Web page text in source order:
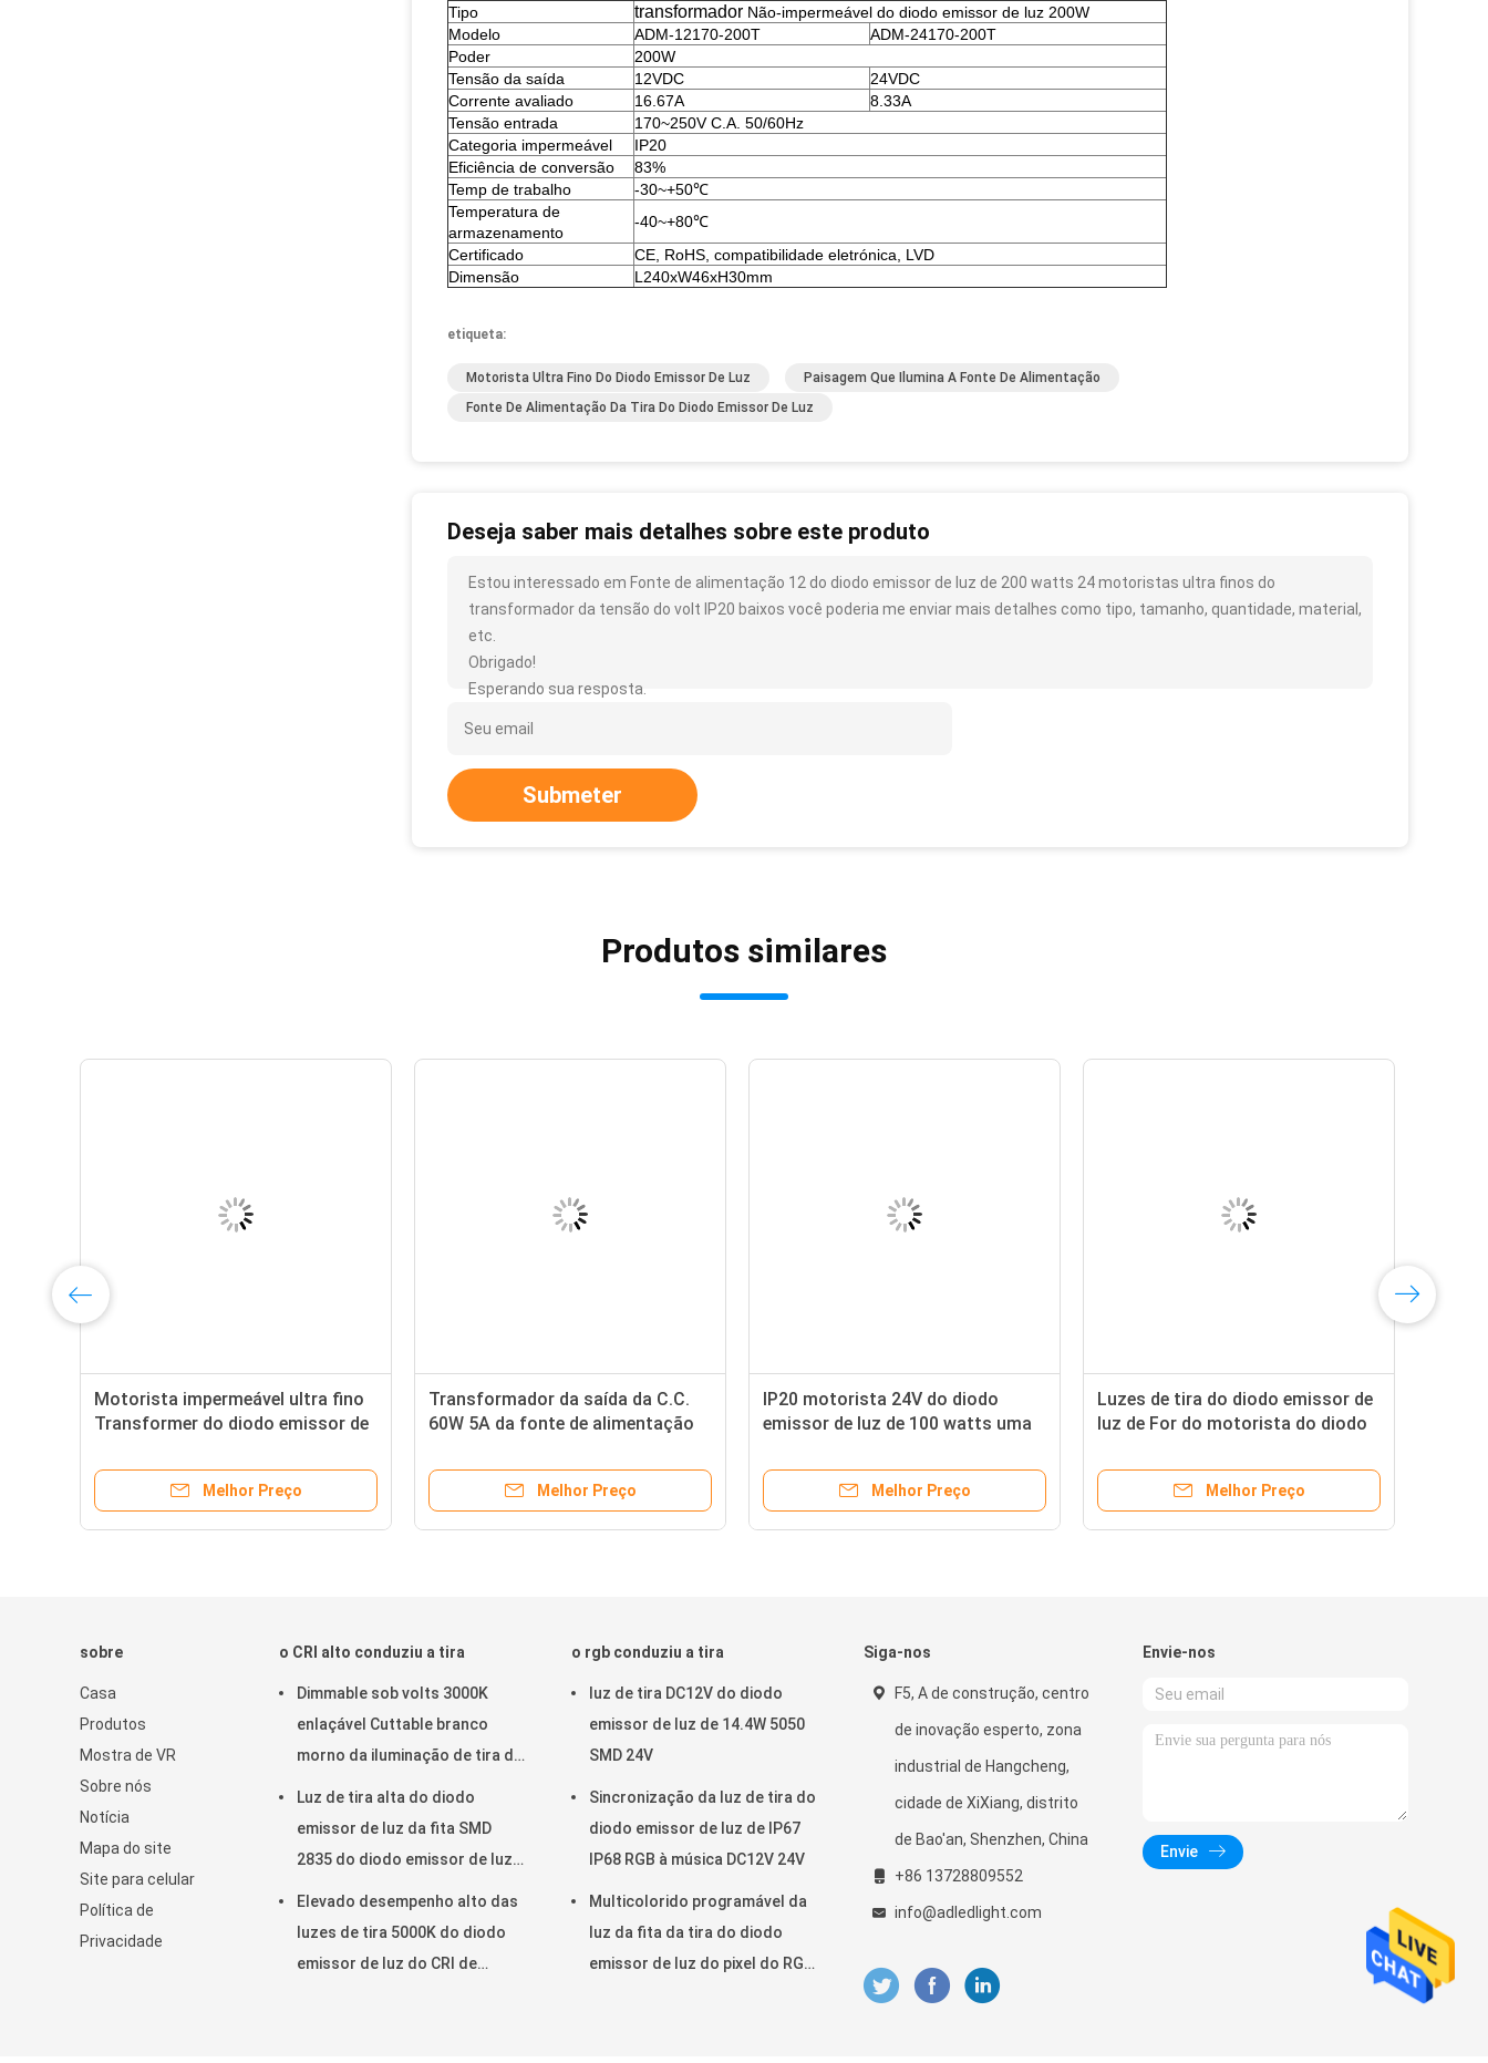
Tipo transformador Não-impermeável do diodo emissor de luz 200W
Modelo
ADM-12170-200T
ADM-24170-200T
Poder
200W
Tensão da saída
12VDC
24VDC
Corrente avaliado
16.67A
8.33A
Tensão entrada
170~250V C.A. 50/60Hz
Categoria impermeável
IP20
Eficiência de conversão
83%
Temp de trabalho
-30~+50℃
Temperatura de
armazenamento
-40~+80℃
Certificado
CE, RoHS, compatibilidade eletrónica, LVD
Dimensão
L240xW46xH30mm
etiqueta:
Motorista Ultra Fino Do Diodo Emissor De Luz
Paisagem Que Ilumina A Fonte De Alimentação
Fonte De Alimentação Da Tira Do Diodo Emissor De Luz
Deseja saber mais detalhes sobre este produto
Estou interessado em Fonte de alimentação 12 do diodo emissor de luz de 200 watts 24 motoristas ultra finos do
transformador da tensão do volt IP20 baixos você poderia me enviar mais detalhes como tipo, tamanho, quantidade, material,
etc.
Obrigado!
Esperando sua resposta.
Submeter
Produtos similares
Motorista impermeável ultra fino
Transformer do diodo emissor de
superior do diodo emissor de luz
de 300 watts
Melhor Preço
Transformador da saída da C.C.
60W 5A da fonte de alimentação
luz da baixa tensão 24V para luzes
do diodo emissor de luz
Melhor Preço
IP20 motorista 24V do diodo
emissor de luz de 100 watts uma
de alimentação da iluminação do
Melhor Preço
Luzes de tira do diodo emissor de
luz de For do motorista do diodo
transformador 12V 24V da fonte
de alimentação da tira do diodo
Melhor Preço
sobre
Casa
Produtos
Mostra de VR
Sobre nós
Notícia
Mapa do site
Site para celular
Política de
Privacidade
o CRI alto conduziu a tira
Dimmable sob volts 3000K
enlaçável Cuttable branco
morno da iluminação de tira do
Luz de tira alta do diodo
emissor de luz da fita SMD
2835 do diodo emissor de luz
Elevado desempenho alto das
luzes de tira 5000K do diodo
emissor de luz do CRI de
o rgb conduziu a tira
luz de tira DC12V do diodo
emissor de luz de 14.4W 5050
SMD 24V
Sincronização da luz de tira do
diodo emissor de luz de IP67
IP68 RGB à música DC12V 24V
Multicolorido programável da
luz da fita da tira do diodo
emissor de luz do pixel do RGB
Siga-nos
F5, A de construção, centro
de inovação esperto, zona
industrial de Hangcheng,
cidade de XiXiang, distrito
de Bao'an, Shenzhen, China
+86 13728809552
info@adledlight.com
Envie-nos
Envie